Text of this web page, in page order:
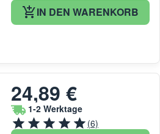
IN DEN WARENKORB
24,89 €
1-2 Werktage
(6)